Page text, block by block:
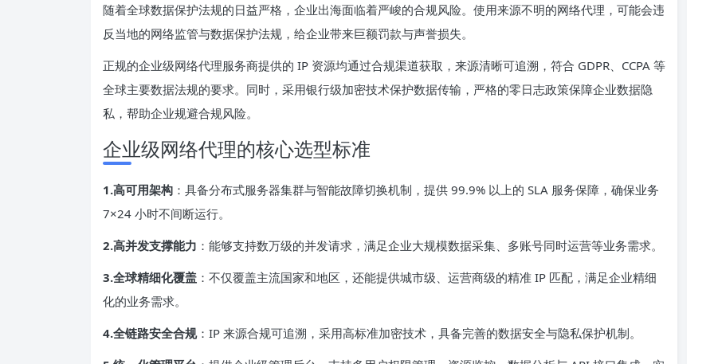
随着全球数据保护法规的日益严格，企业出海面临着严峻的合规风险。使用来源不明的网络代理，可能会违
反当地的网络监管与数据保护法规，给企业带来巨额罚款与声誉损失。
正规的企业级网络代理服务商提供的 IP 资源均通过合规渠道获取，来源清晰可追溯，符合 GDPR、CCPA 等
全球主要数据法规的要求。同时，采用银行级加密技术保护数据传输，严格的零日志政策保障企业数据隐
私，帮助企业规避合规风险。
企业级网络代理的核心选型标准
1.高可用架构 ：具备分布式服务器集群与智能故障切换机制，提供 99.9% 以上的 SLA 服务保障，确保业务
7×24 小时不间断运行。
2.高并发支撑能力 ：能够支持数万级的并发请求，满足企业大规模数据采集、多账号同时运营等业务需求。
3.全球精细化覆盖 ：不仅覆盖主流国家和地区，还能提供城市级、运营商级的精准 IP 匹配，满足企业精细
化的业务需求。
4.全链路安全合规：IP 来源合规可追溯，采用高标准加密技术，具备完善的数据安全与隐私保护机制。